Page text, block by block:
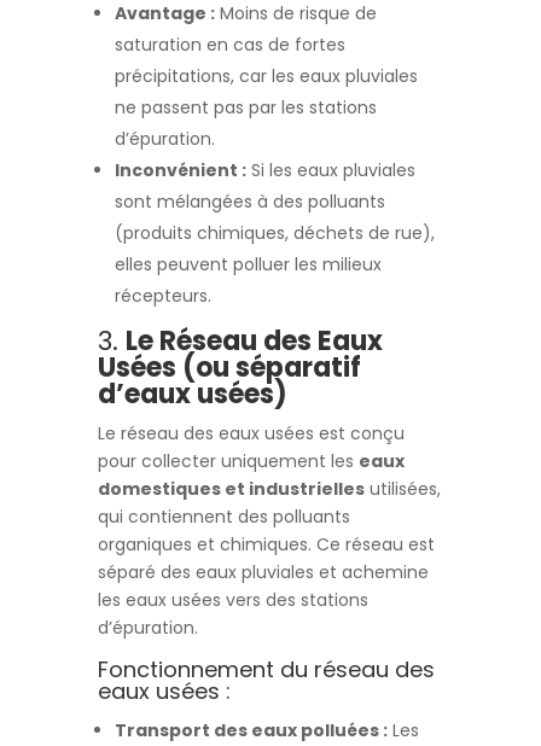
Avantage : Moins de risque de
saturation en cas de fortes
précipitations, car les eaux pluviales
ne passent pas par les stations
d’épuration.
Inconvénient : Si les eaux pluviales
sont mélangées à des polluants
(produits chimiques, déchets de rue),
elles peuvent polluer les milieux
récepteurs.
3. Le Réseau des Eaux
Usées (ou séparatif
d’eaux usées)
Le réseau des eaux usées est conçu
pour collecter uniquement les eaux
domestiques et industrielles utilisées,
qui contiennent des polluants
organiques et chimiques. Ce réseau est
séparé des eaux pluviales et achemine
les eaux usées vers des stations
d’épuration.
Fonctionnement du réseau des
eaux usées :
Transport des eaux polluées : Les